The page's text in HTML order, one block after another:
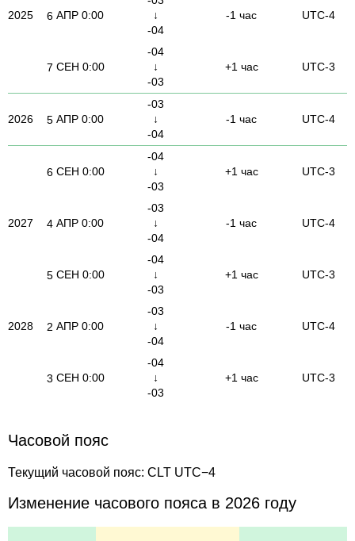
2025 6 АПР 0:00
↓
-04
-1 час UTC-4
7 СЕН 0:00
-04
↓
-03
+1 час UTC-3
2026 5 АПР 0:00
-03
↓
-04
-1 час UTC-4
6СЕН 0:00
-04
↓
-03
+1 час UTC-3
2027 4 АПР 0:00
-03
↓
-04
-1 час UTC-4
5СЕН 0:00
-04
↓
-03
+1 час UTC-3
2028 2 АПР 0:00
-03
↓
-04
-1 час UTC-4
3 СЕН 0:00
-04
↓
-03
+1 час UTC-3
Часовой пояс
Текущий часовой пояс: CLT UTC−4
Изменение часового пояса в 2026 году